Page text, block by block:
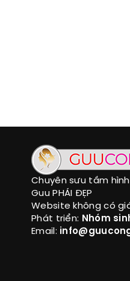
Chuyên sưu tầm
Guu PHÁI ĐẸP
Website không có
Phát triển: Nhóm
Email: